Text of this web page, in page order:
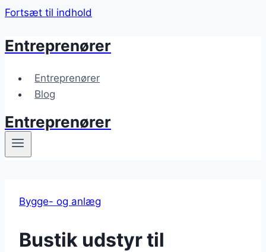
Fortsæt til indhold
Entreprenører
Entreprenører
Blog
Entreprenører
Bygge- og anlæg
Bustik udstyr til